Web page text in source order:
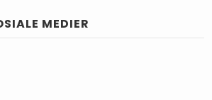
MEDIER